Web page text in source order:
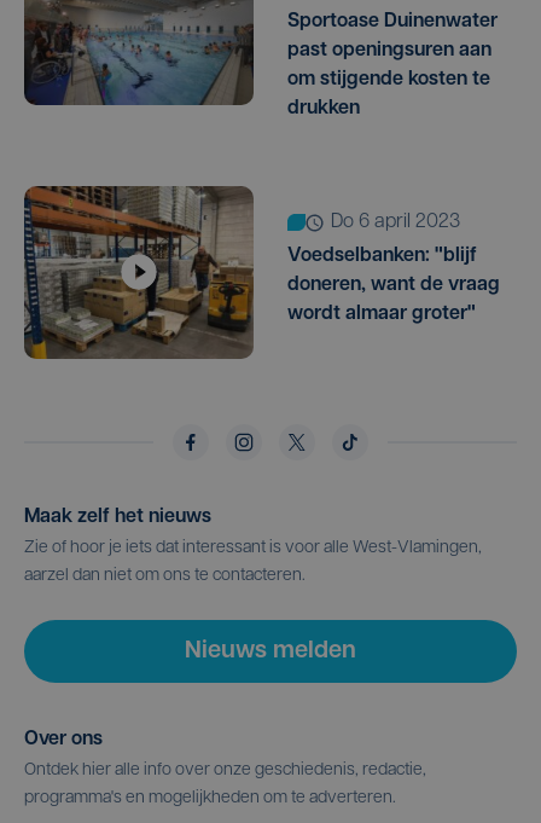
Sportoase Duinenwater
past openingsuren aan
om stijgende kosten te
drukken
do 6 april 2023
Voedselbanken: "blijf
doneren, want de vraag
wordt almaar groter"
Maak zelf het nieuws
Zie of hoor je iets dat interessant is voor alle West-Vlamingen,
aarzel dan niet om ons te contacteren.
Nieuws melden
Over ons
Ontdek hier alle info over onze geschiedenis, redactie,
programma's en mogelijkheden om te adverteren.